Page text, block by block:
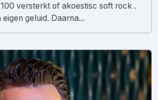
versterkt of akoestisc soft rock .
geluid. Daarna...